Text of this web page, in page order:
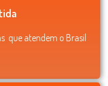
que atendem o Brasil